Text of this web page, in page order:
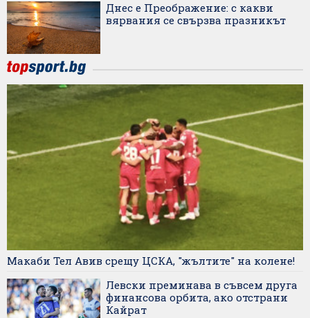
Днес е Преображение: с какви
вярвания се свързва празникът
Макаби Тел Авив срещу ЦСКА, "жълтите" на колене!
Левски преминава в съвсем друга
финансова орбита, ако отстрани
Кайрат